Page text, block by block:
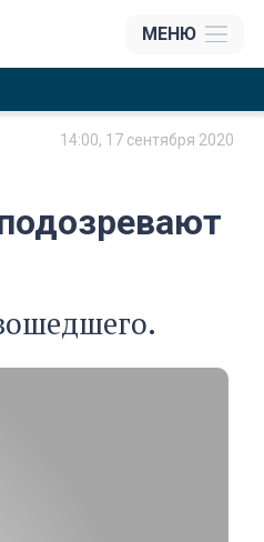
МЕНЮ
14:00, 17 сентября 2020